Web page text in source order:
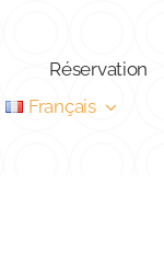
Réservation
Français